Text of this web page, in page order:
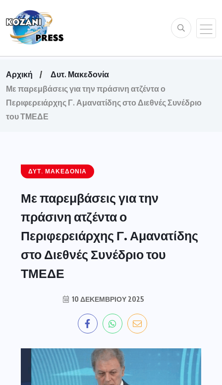
Αρχική
Δυτ. Μακεδονία
Με παρεμβάσεις για την πράσινη ατζέντα ο
Περιφερειάρχης Γ. Αμανατίδης στο Διεθνές Συνέδριο
του ΤΜΕΔΕ
ΔΥΤ. ΜΑΚΕΔΟΝΊΑ
Με παρεμβάσεις για την
πράσινη ατζέντα ο
Περιφερειάρχης Γ. Αμανατίδης
στο Διεθνές Συνέδριο του
ΤΜΕΔΕ
10 ΔΕΚΕΜΒΡΊΟΥ 2025